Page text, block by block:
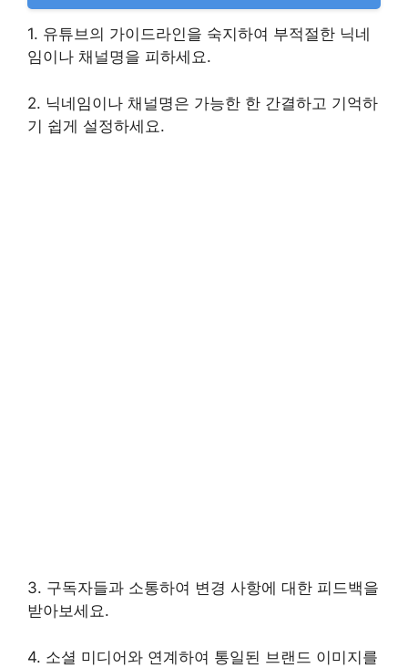
1. 유튜브의 가이드라인을 숙지하여 부적절한 닉네
임이나 채널명을 피하세요.
2. 닉네임이나 채널명은 가능한 한 간결하고 기억하
기 쉽게 설정하세요.
3. 구독자들과 소통하여 변경 사항에 대한 피드백을
받아보세요.
4. 소셜 미디어와 연계하여 통일된 브랜드 이미지를